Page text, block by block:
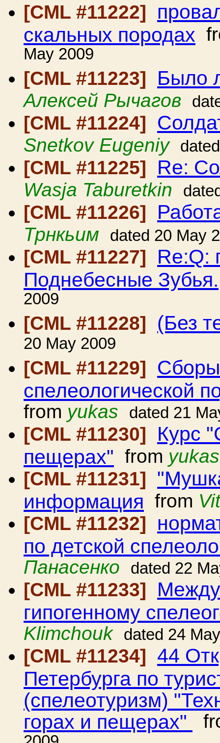
[CML #11222]
скальных породах
May 2009
[CML #11223]
Было
Алексей Рычагов
[CML #11224]
Snetkov Eugeniy
[CML #11225] Re:
Wasja Taburetkin
[CML #11226]
Трнкьим dated 20 May
[CML #11227] Re:Q:
Поднебесные Зубья.
2009
[CML #11228]
(Без
20 May 2009
[CML #11229]
спелеологической
from yukas dated 21
[CML #11230] Курс
пещерах" from yukas
[CML #11231]
информация from
[CML #11232]
по детской
Панасенко
dated 22
[CML #11233]
гипогенному
Klimchouk
dated 24
[CML #11234] 44
Петербурга по
(спелеотуризм)
горах и пещерах"